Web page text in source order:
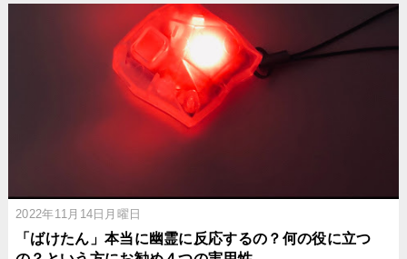
2022年11月14日月曜日
「ばけたん」本当に幽霊に反応するの？何の役に立つ